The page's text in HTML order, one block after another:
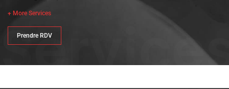
+ More Services
Prendre RDV